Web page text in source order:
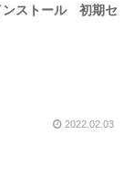
ンストール 初期セ
2022.02.03